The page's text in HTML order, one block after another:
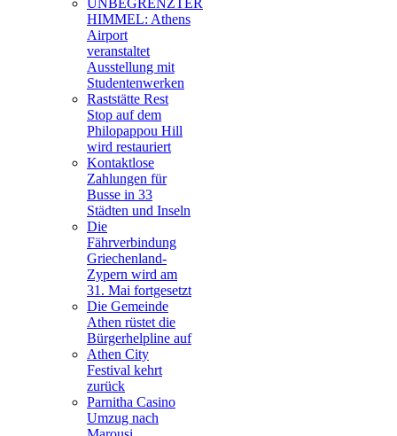
UNBEGRENZTER
HIMMEL: Athens
Airport
veranstaltet
Ausstellung mit
Studentenwerken
Raststätte Rest
Stop auf dem
Philopappou Hill
wird restauriert
Kontaktlose
Zahlungen für
Busse in 33
Städten und Inseln
Die
Fährverbindung
Griechenland-
Zypern wird am
31. Mai fortgesetzt
Die Gemeinde
Athen rüstet die
Bürgerhelpline auf
Athen City
Festival kehrt
zurück
Parnitha Casino
Umzug nach